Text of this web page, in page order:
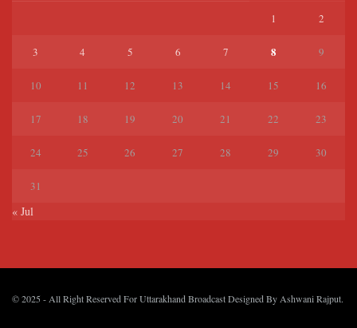
1 2
3 4 5 6 7 8 9
10 11 12 13 14 15 16
17 18 19 20 21 22 23
24 25 26 27 28 29 30
31
« Jul
© 2025 - All Right Reserved For Uttarakhand Broadcast Designed By Ashwani Rajput.